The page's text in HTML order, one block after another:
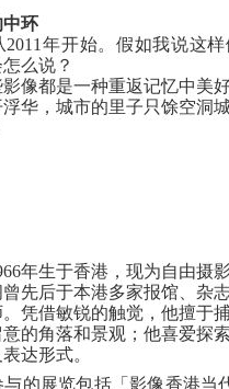
环
2011 年开始。假如我说这
么说？
像都是一种重返记忆中美
华，城市的里子只馀空洞
年生于香港，现为自由摄
先后于本港多家报馆、杂
凭借敏锐的触觉，他擅于
的角落和景观；他喜爱探
达形式。
的展览包括「影像香港当